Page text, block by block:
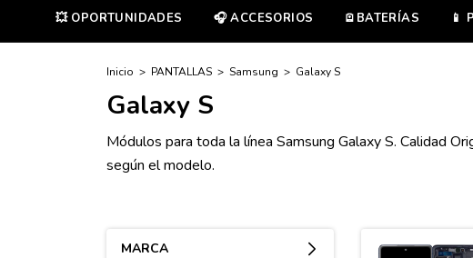
💥 OPORTUNIDADES 🎧 ACCESORIOS 🪫BATERÍAS 📱
Inicio > PANTALLAS > Samsung > Galaxy S
Galaxy S
Módulos para toda la línea Samsung Galaxy S. Calidad
según el modelo.
MARCA